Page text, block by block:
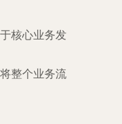
核心业务发
整个业务流